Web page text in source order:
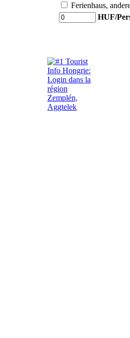
Ferienhaus,
HUF/